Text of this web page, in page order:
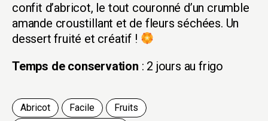
confit d’abricot, le tout couronné d’un crumble
amande croustillant et de fleurs séchées. Un
dessert fruité et créatif !
Temps de conservation : 2 jours au frigo
Abricot Facile
Fruits